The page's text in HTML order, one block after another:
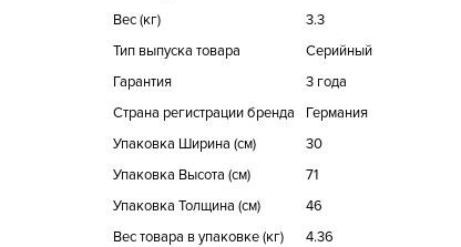
Вес (кг)
3.3
Тип выпуска товара
Серийный
Гарантия
3 года
Страна регистрации бренда
Германия
Упаковка Ширина (см)
30
Упаковка Высота (см)
71
Упаковка Толщина (см)
46
Вес товара в упаковке (кг)
4.36